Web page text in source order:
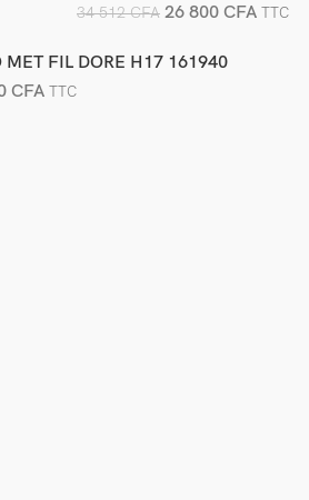
34 512CFA 26 800 CFA TTC
MET FIL DORE H17 161940
CFA TTC